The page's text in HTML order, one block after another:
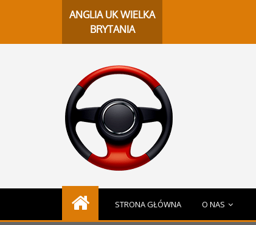
ANGLIA UK WIELKA
BRYTANIA
STRONA GŁÓWNA O NAS